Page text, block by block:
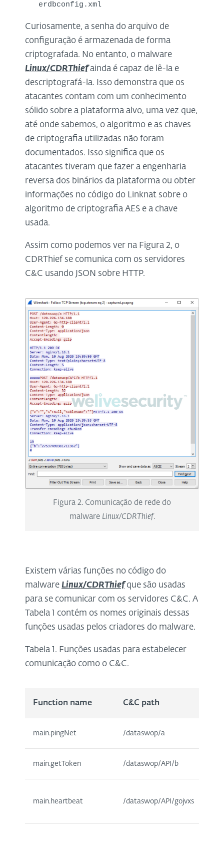
erdbconfig.xml
Curiosamente, a senha do arquivo de
configuração é armazenada de forma
criptografada. No entanto, o malware
Linux/CDRThiefainda é capaz de lê-la e
descriptografá-la. Isso demonstra que os
atacantes contam com um conhecimento
sólido sobre a plataforma alvo, uma vez que,
até onde sabemos, o algoritmo e as chaves
de criptografia utilizadas não foram
documentados. Isso significa que os
atacantes tiveram que fazer a engenharia
reversa dos binários da plataforma ou obter
informações no código do Linknat sobre o
algoritmo de criptografia AES e a chave
usada.
Assim como podemos ver na Figura 2, o
CDRThief se comunica com os servidores
C&C usando JSON sobre HTTP.
Figura 2. Comunicação de rede do
malware Linux/CDRThief.
Existem várias funções no código do
malware Linux/CDRThiefque são usadas
para se comunicar com os servidores C&C. A
Tabela 1 contém os nomes originais dessas
funções usadas pelos criadores do malware.
Tabela 1. Funções usadas para estabelecer
comunicação como o C&C.
Function name C&C path
main.pingNet /dataswop/a
main.getToken /dataswop/API/b
main.heartbeat /dataswop/API/gojvxs